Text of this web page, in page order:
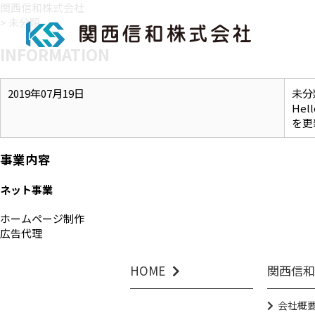
関西信和株式会社
> 未分類
INFORMATION
2019年07月19日
未
を
事業内容
ネット事業
ホームページ制作
広告代理
HOME 関西信
会社概